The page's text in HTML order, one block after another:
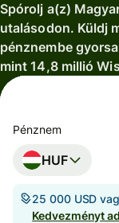
Spórolj a(z)
utalásodon. Küldj
pénznembe
mint 14,8 millió
Pénznem
HUF
25 000 USD
Kedvezményt